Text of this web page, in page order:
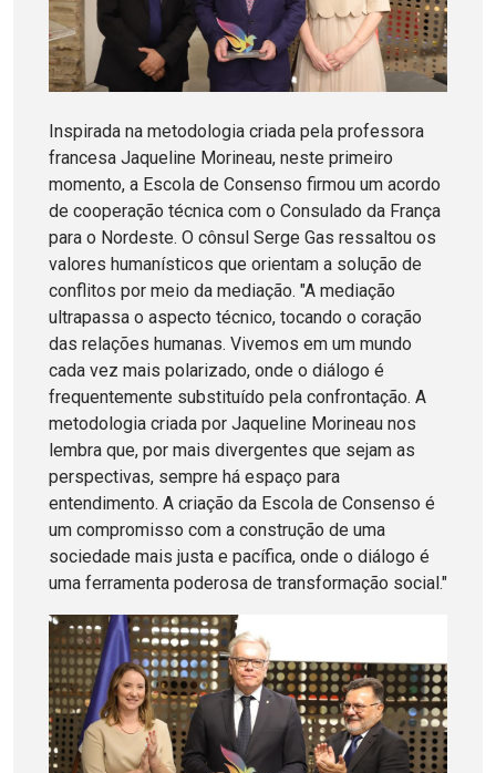
Inspirada na metodologia criada pela professora
francesa Jaqueline Morineau, neste primeiro
momento, a Escola de Consenso firmou um acordo
de cooperação técnica com o Consulado da França
para o Nordeste. O cônsul Serge Gas ressaltou os
valores humanísticos que orientam a solução de
conflitos por meio da mediação. "A mediação
ultrapassa o aspecto técnico, tocando o coração
das relações humanas. Vivemos em um mundo
cada vez mais polarizado, onde o diálogo é
frequentemente substituído pela confrontação. A
metodologia criada por Jaqueline Morineau nos
lembra que, por mais divergentes que sejam as
perspectivas, sempre há espaço para
entendimento. A criação da Escola de Consenso é
um compromisso com a construção de uma
sociedade mais justa e pacífica, onde o diálogo é
uma ferramenta poderosa de transformação social."